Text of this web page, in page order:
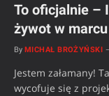
To oficjalnie –
żywot w
By MICHAŁ BROŻYŃSKI
Jestem załamany!
wycofuje się z